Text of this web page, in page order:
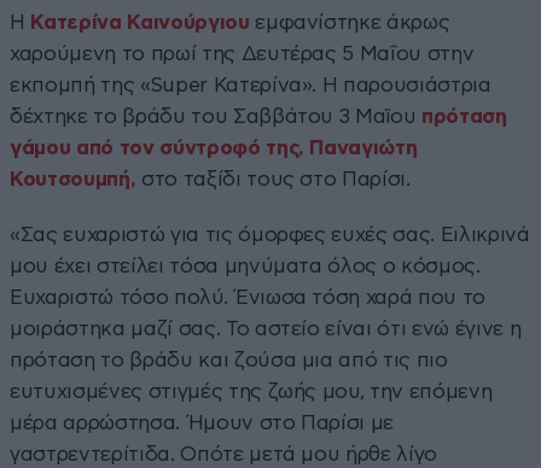
H Κατερίνα Καινούργιου εμφανίστηκε άκρως
χαρούμενη το πρωί της Δευτέρας 5 Μαΐου στην
εκπομπή της «Super Κατερίνα». Η παρουσιάστρια
δέχτηκε το βράδυ του Σαββάτου 3 Μαϊου πρόταση
γάμου από τον σύντροφό της, Παναγιώτη
Κουτσουμπή, στο ταξίδι τους στο Παρίσι.
«Σας ευχαριστώ για τις όμορφες ευχές σας. Ειλικρινά
μου έχει στείλει τόσα μηνύματα όλος ο κόσμος.
Ευχαριστώ τόσο πολύ. Ένιωσα τόση χαρά που το
μοιράστηκα μαζί σας. Το αστείο είναι ότι ενώ έγινε η
πρόταση το βράδυ και ζούσα μια από τις πιο
ευτυχισμένες στιγμές της ζωής μου, την επόμενη
μέρα αρρώστησα. Ήμουν στο Παρίσι με
γαστρεντερίτιδα. Οπότε μετά μου ήρθε λίγο